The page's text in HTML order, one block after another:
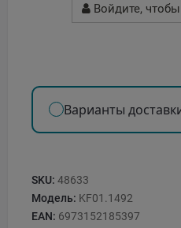
Войдите,
Варианты
SKU: 48633
Модель: KF01.1492
EAN: 6973152185397